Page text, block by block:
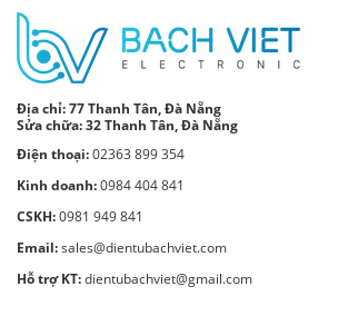
Địa chỉ:77 Thanh Tân, Đà Nẵng
Sửa chữa: 32 Thanh Tân, Đà Nẵng
Điện thoại:02363 899 354
Kinh doanh:0984 404 841
CSKH:0981 949 841
Email:sales@dientubachviet.com
Hỗ trợ KT:dientubachviet@gmail.com